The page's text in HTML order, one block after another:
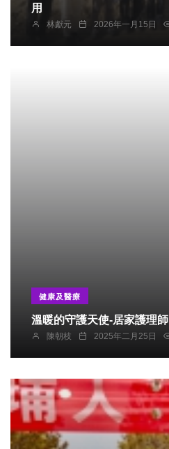
用
林獻元 2026年一月15日
健康及醫療
溫暖的守護天使-居家護理師
陳朝枝 2025年二月25日